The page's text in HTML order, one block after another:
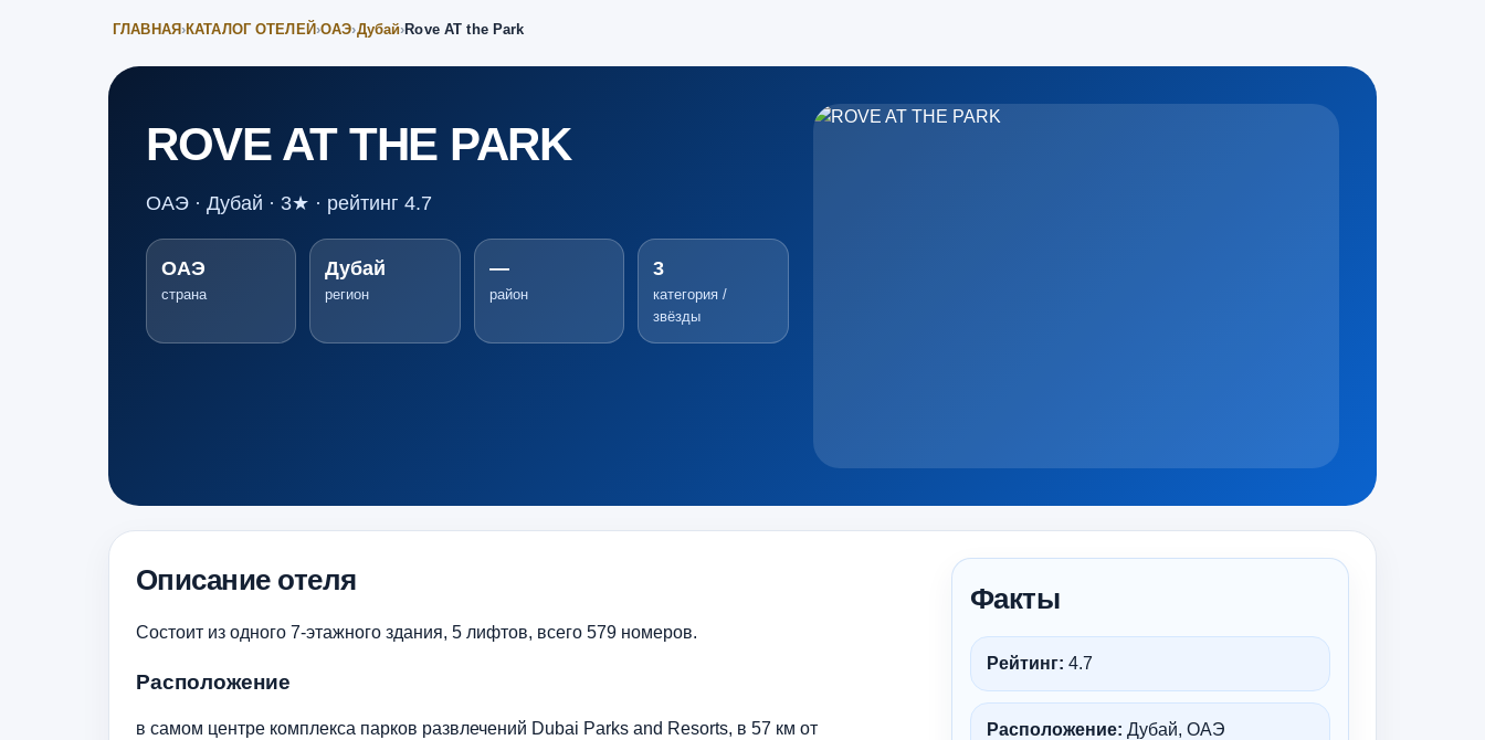
ГЛАВНАЯ ›КАТАЛОГ ОТЕЛЕЙ ›ОАЭ›Дубай›Rove AT the Park
ROVE AT THE PARK
ОАЭ · Дубай · 3★ · рейтинг 4.7
ОАЭ
страна
Дубай
регион
—
район
3
категория /
звёзды
Описание отеля
Состоит из одного 7-этажного здания, 5 лифтов, всего 579 номеров.
Расположение
в самом центре комплекса парков развлечений Dubai Parks and Resorts, в 57 км от
Факты
Рейтинг: 4.7
Расположение: Дубай, ОАЭ